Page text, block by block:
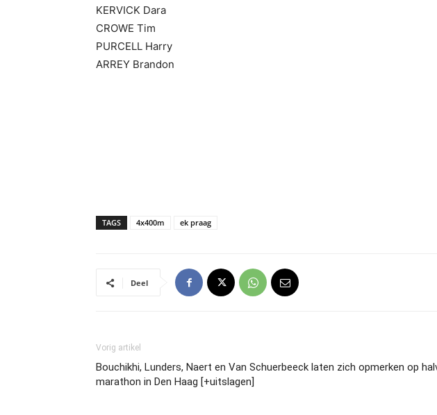
KERVICK Dara
CROWE Tim
PURCELL Harry
ARREY Brandon
TAGS 4x400m ek praag
Deel
Vorig artikel
Bouchikhi, Lunders, Naert en Van Schuerbeeck laten zich opmerken op
marathon in Den Haag [+uitslagen]